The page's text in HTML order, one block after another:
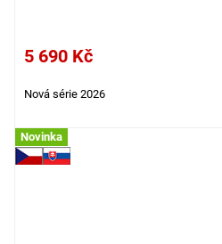
5 690 Kč
Nová série 2026
Novinka